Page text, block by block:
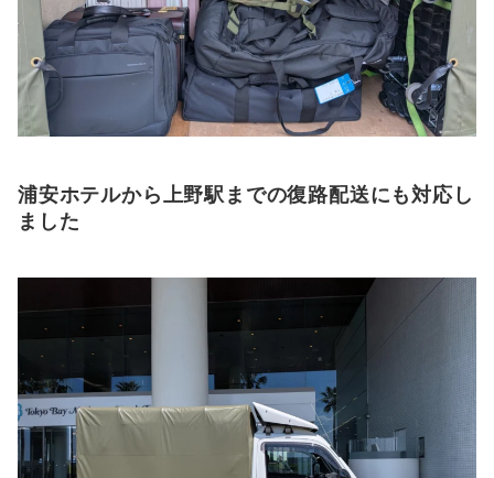
浦安ホテルから上野駅までの復路配送にも対応し
ました